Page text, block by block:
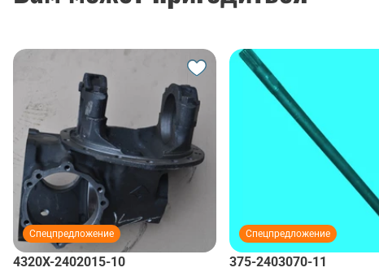
Спецпредложение
4320Х-2402015-10
Спецпредложение
375-2403070-11